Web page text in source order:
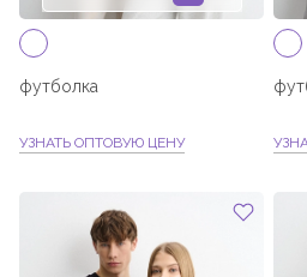
футболка
УЗНАТЬ ОПТОВУЮ ЦЕНУ